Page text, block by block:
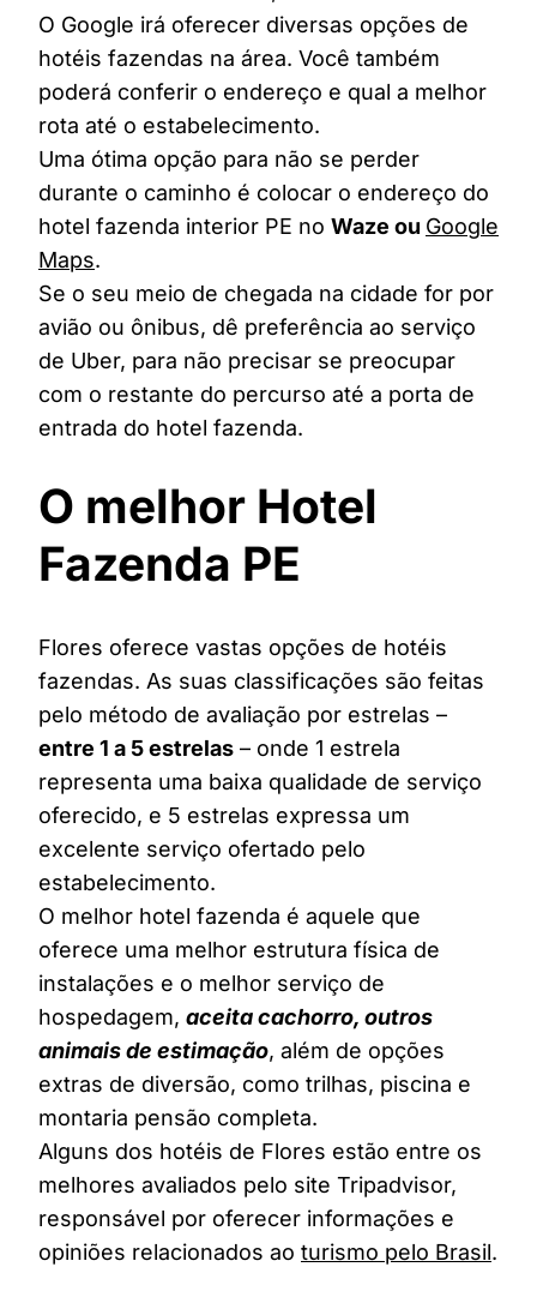
O Google irá oferecer diversas opções de
hotéis fazendas na área. Você também
poderá conferir o endereço e qual a melhor
rota até o estabelecimento.
Uma ótima opção para não se perder
durante o caminho é colocar o endereço do
hotel fazenda interior PE no Waze ou Google
Maps.
Se o seu meio de chegada na cidade for por
avião ou ônibus, dê preferência ao serviço
de Uber, para não precisar se preocupar
com o restante do percurso até a porta de
entrada do hotel fazenda.
O melhor Hotel
Fazenda PE
Flores oferece vastas opções de hotéis
fazendas. As suas classificações são feitas
pelo método de avaliação por estrelas –
entre 1 a 5 estrelas – onde 1 estrela
representa uma baixa qualidade de serviço
oferecido, e 5 estrelas expressa um
excelente serviço ofertado pelo
estabelecimento.
O melhor hotel fazenda é aquele que
oferece uma melhor estrutura física de
instalações e o melhor serviço de
hospedagem, aceita cachorro, outros
animais de estimação, além de opções
extras de diversão, como trilhas, piscina e
montaria pensão completa.
Alguns dos hotéis de Flores estão entre os
melhores avaliados pelo site Tripadvisor,
responsável por oferecer informações e
opiniões relacionados ao turismo pelo Brasil.